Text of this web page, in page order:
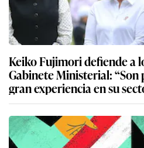
Keiko Fujimori defiende a
Gabinete Ministerial: “Son
gran experiencia en su